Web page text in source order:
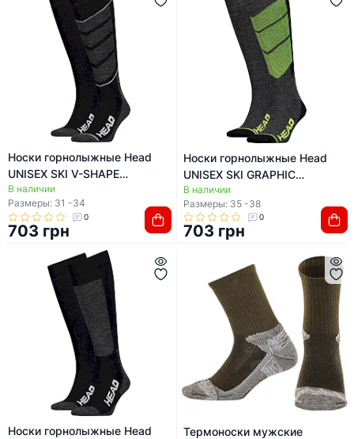
Носки горнолыжные Head
UNISEX SKI V-SHAPE
KNEEHIGH 2PPK
В наличии
Размеры: 31 -34
0
703 грн
Носки горнолыжные Head
UNISEX SKI GRAPHIC
KNEEHIGH 2PPK
В наличии
Размеры: 35 -38
0
703 грн
Носки горнолыжные Head
Термоноски мужские